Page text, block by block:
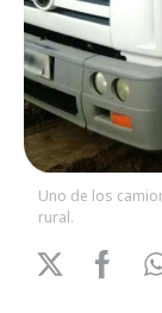
Uno de los
rural.